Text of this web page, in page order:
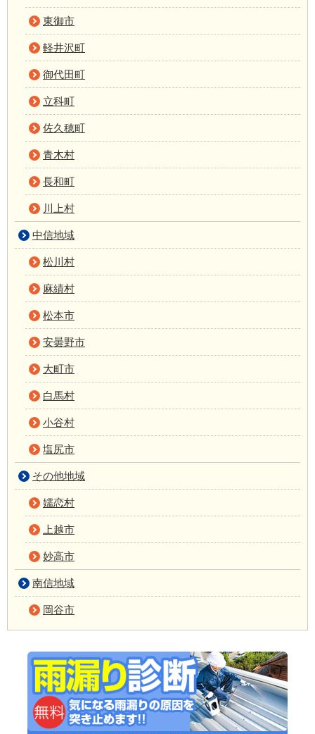
東御市
軽井沢町
御代田町
立科町
佐久穂町
青木村
長和町
川上村
中信地域
松川村
麻績村
松本市
安曇野市
大町市
白馬村
小谷村
塩尻市
その他地域
嬬恋村
上越市
妙高市
南信地域
岡谷市